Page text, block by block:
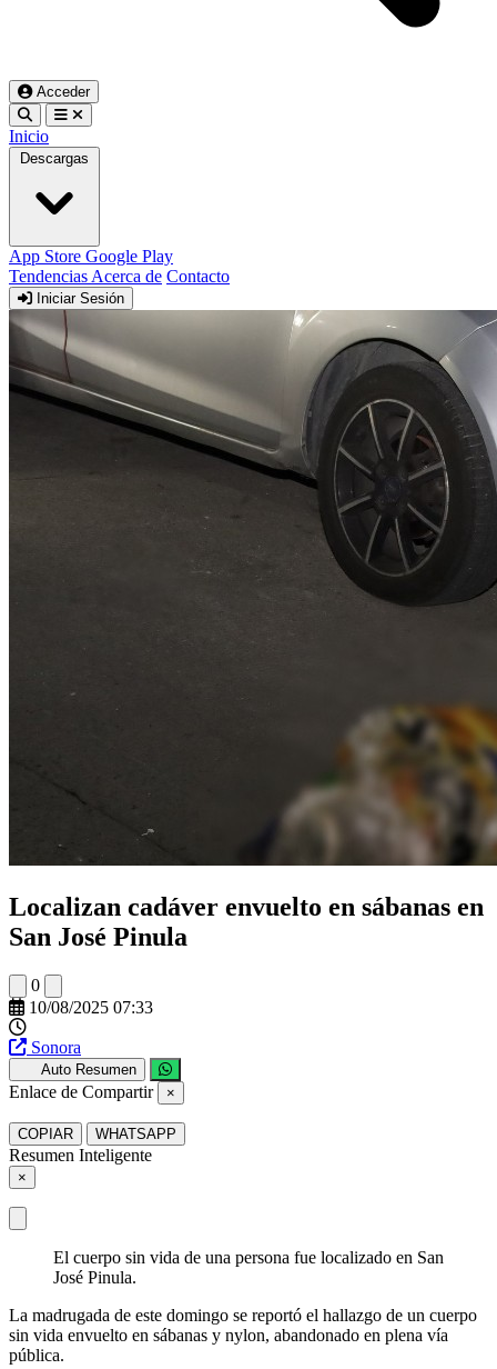
Acceder
Inicio
Descargas
App Store Google Play
Tendencias Acerca de Contacto
Iniciar Sesión
Localizan cadáver envuelto en sábanas en
San José Pinula
0
10/08/2025 07:33
Sonora
Auto Resumen
Enlace de Compartir ×
COPIAR WHATSAPP
Resumen Inteligente
×
El cuerpo sin vida de una persona fue localizado en San
José Pinula.
La madrugada de este domingo se reportó el hallazgo de un cuerpo
sin vida envuelto en sábanas y nylon, abandonado en plena vía
pública.